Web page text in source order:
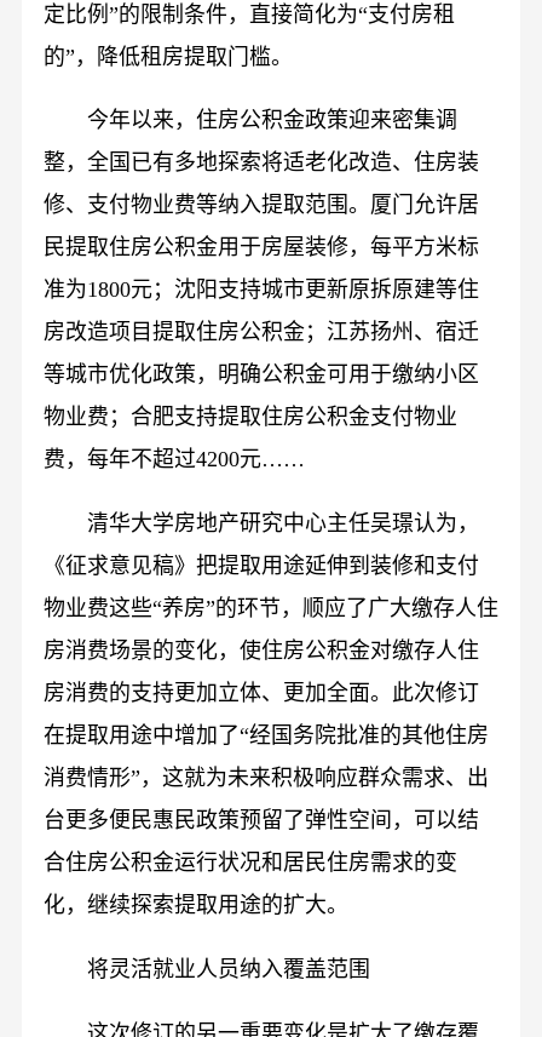
定比例”的限制条件，直接简化为“支付房租
的”，降低租房提取门槛。
今年以来，住房公积金政策迎来密集调
整，全国已有多地探索将适老化改造、住房装
修、支付物业费等纳入提取范围。厦门允许居
民提取住房公积金用于房屋装修，每平方米标
准为1800元；沈阳支持城市更新原拆原建等住
房改造项目提取住房公积金；江苏扬州、宿迁
等城市优化政策，明确公积金可用于缴纳小区
物业费；合肥支持提取住房公积金支付物业
费，每年不超过4200元……
清华大学房地产研究中心主任吴璟认为，
《征求意见稿》把提取用途延伸到装修和支付
物业费这些“养房”的环节，顺应了广大缴存人住
房消费场景的变化，使住房公积金对缴存人住
房消费的支持更加立体、更加全面。此次修订
在提取用途中增加了“经国务院批准的其他住房
消费情形”，这就为未来积极响应群众需求、出
台更多便民惠民政策预留了弹性空间，可以结
合住房公积金运行状况和居民住房需求的变
化，继续探索提取用途的扩大。
将灵活就业人员纳入覆盖范围